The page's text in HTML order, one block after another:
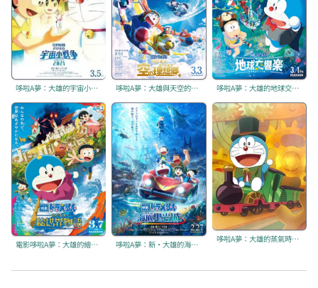
哆啦A夢：大雄的宇宙小戰爭2021 哆啦A夢：大雄與天空的理想鄉 哆啦A夢：大雄的地球交響樂
電影哆啦A夢：大雄的繪畫世界物語 哆啦A夢：新·大雄的海底鬼岩城
哆啦A夢：大雄的蒸氣時間車